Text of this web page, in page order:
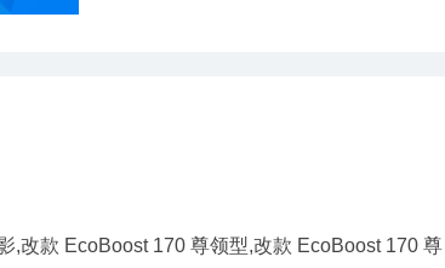
,改款 EcoBoost 170 尊领型,改款 EcoBoost 170 尊